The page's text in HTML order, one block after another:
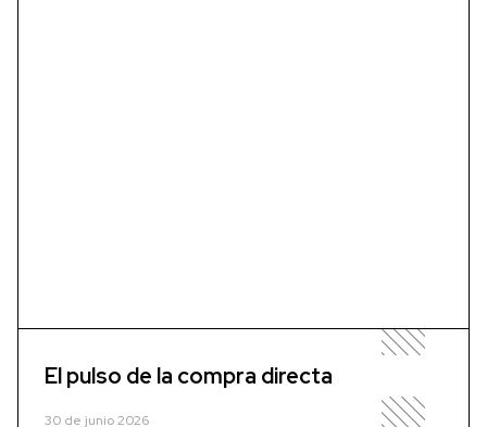
El pulso de la compra directa
30 de junio 2026